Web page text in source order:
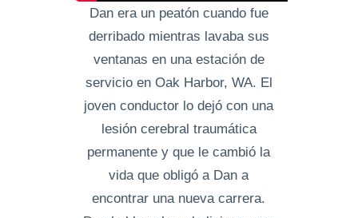
Dan era un peatón cuando fue
derribado mientras lavaba sus
ventanas en una estación de
servicio en Oak Harbor, WA. El
joven conductor lo dejó con una
lesión cerebral traumática
permanente y que le cambió la
vida que obligó a Dan a
encontrar una nueva carrera.